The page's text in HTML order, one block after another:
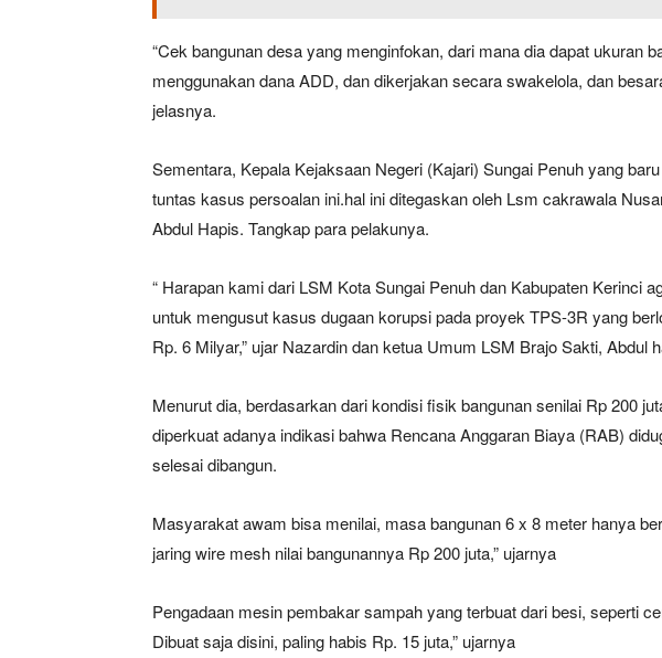
“Cek bangunan desa yang menginfokan, dari mana dia dapat ukuran
menggunakan dana ADD, dan dikerjakan secara swakelola, dan
jelasnya.
Sementara, Kepala Kejaksaan Negeri (Kajari) Sungai Penuh yang
tuntas kasus persoalan ini.hal ini ditegaskan oleh Lsm cakrawala
Abdul Hapis. Tangkap para pelakunya.
“ Harapan kami dari LSM Kota Sungai Penuh dan Kabupaten Kerinci
untuk mengusut kasus dugaan korupsi pada proyek TPS-3R yang
Rp. 6 Milyar,” ujar Nazardin dan ketua Umum LSM Brajo Sakti, Abdul
Menurut dia, berdasarkan dari kondisi fisik bangunan senilai Rp 200
diperkuat adanya indikasi bahwa Rencana Anggaran Biaya (RAB)
selesai dibangun.
Masyarakat awam bisa menilai, masa bangunan 6 x 8 meter hanya
jaring wire mesh nilai bangunannya Rp 200 juta,” ujarnya
Pengadaan mesin pembakar sampah yang terbuat dari besi, seperti
Dibuat saja disini, paling habis Rp. 15 juta,” ujarnya